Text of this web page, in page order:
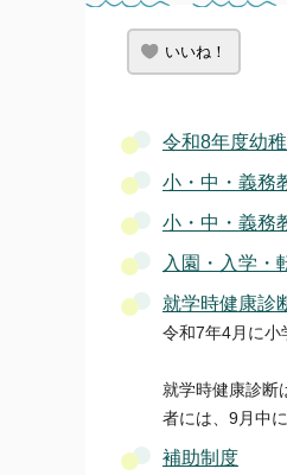
いいね！
令和8年度幼
小・中・義務
小・中・義務
入園・入学・
就学時健康診
令和7年4月に小
就学時健康診断
者には、9月中
補助制度